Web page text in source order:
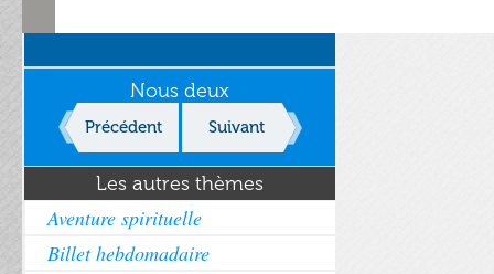
Nous deux
Précédent Suivant
Les autres thèmes
Aventure spirituelle
Billet hebdomadaire